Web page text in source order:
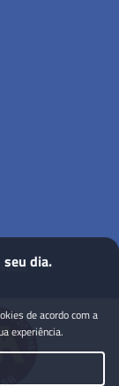
dia.
de acordo com a
experiência.